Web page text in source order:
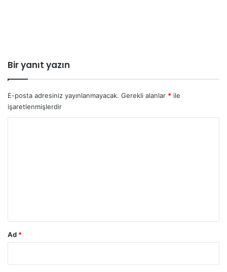
Bir yanıt yazın
E-posta adresiniz yayınlanmayacak. Gerekli alanlar * ile
işaretlenmişlerdir
Ad *